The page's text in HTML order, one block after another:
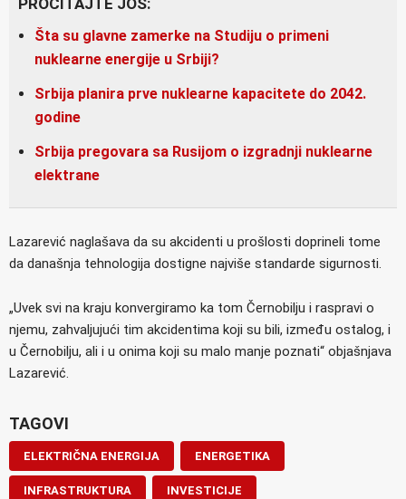
PROČITAJTE JOŠ:
Šta su glavne zamerke na Studiju o primeni
nuklearne energije u Srbiji?
Srbija planira prve nuklearne kapacitete do 2042.
godine
Srbija pregovara sa Rusijom o izgradnji nuklearne
elektrane
Lazarević naglašava da su akcidenti u prošlosti doprineli tome
da današnja tehnologija dostigne najviše standarde sigurnosti.
„Uvek svi na kraju konvergiramo ka tom Černobilju i raspravi o
njemu, zahvaljujući tim akcidentima koji su bili, između ostalog, i
u Černobilju, ali i u onima koji su malo manje poznati“ objašnjava
Lazarević.
TAGOVI
ELEKTRIČNA ENERGIJA ENERGETIKA
INFRASTRUKTURA INVESTICIJE